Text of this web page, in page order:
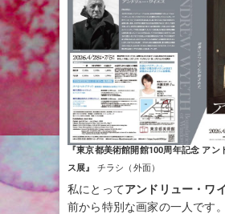
『東京都美術館開館100周年記念 アン
ス展』
チラシ（外面）
私にとってアンドリュー・ワ
前から特別な画家の一人です。